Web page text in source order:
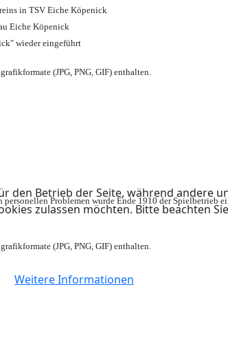
den Betrieb der Seite, während andere
zulassen möchten. Bitte beachten
Weitere Informationen
in TSV Eiche Köpenick
Eiche Köpenick
wieder eingeführt
(JPG, PNG, GIF) enthalten.
Problemen wurde Ende 1910 der
(JPG, PNG, GIF) enthalten.